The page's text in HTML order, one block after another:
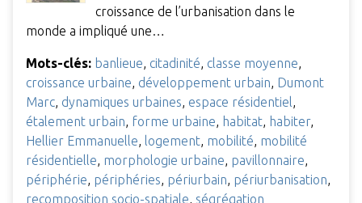
croissance de l’urbanisation dans le
monde a impliqué une…
Mots-clés: banlieue citadinité classe moyenne
croissance urbaine développement urbain Dumont
Marc dynamiques urbaines espace résidentiel
étalement urbain forme urbaine habitat habiter,
Hellier Emmanuelle
logement mobilité mobilité
résidentielle morphologie urbaine pavillonnaire
périphérie périphéries périurbain périurbanisation
recomposition socio-spatiale ségrégation